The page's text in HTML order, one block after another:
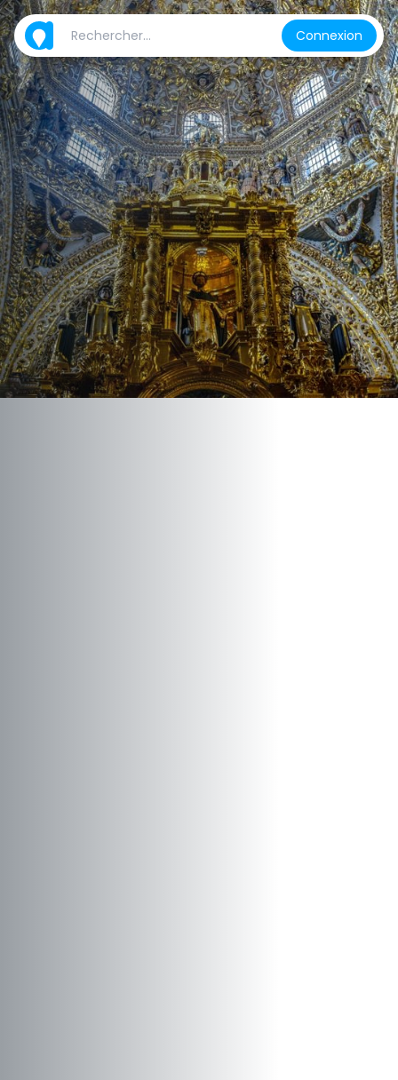
Connexion